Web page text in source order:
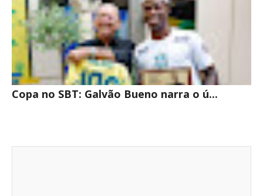
Copa no SBT: Galvão Bueno narra o ú...